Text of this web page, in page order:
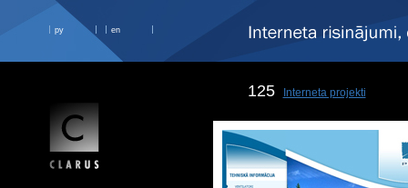
ру en
125 Interneta projekti